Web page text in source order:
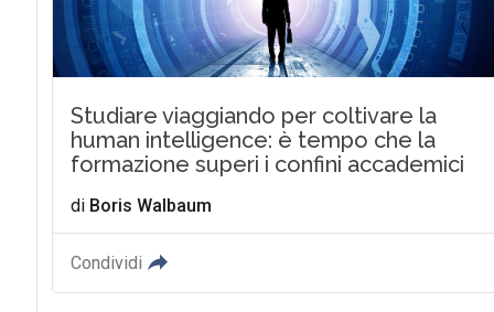
Studiare viaggiando per coltivare la
human intelligence: è tempo che la
formazione superi i confini accademici
di Boris Walbaum
Condividi